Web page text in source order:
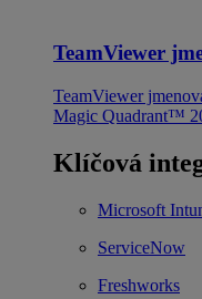
TeamViewer
TeamViewer
Magic Quadrant™
Klíčová
Microsoft
ServiceNow
Freshworks